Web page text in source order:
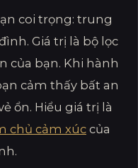
coi trọng: trung
Giá trị là bộ lọc
của bạn. Khi hành
cảm thấy bất an
ổn. Hiểu giá trị là
chủ cảm xúc của